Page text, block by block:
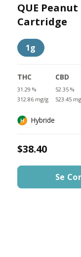
QUE
Cartridge
1g
THC
31.29 %
312.86 mg/g
CBD
52.35 %
523.45
Hybride
$38.40
Se